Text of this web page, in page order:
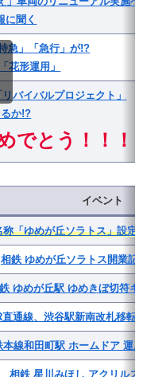
聞く
急」「急行」が!?
花形運用」
バイバルプロジェクト」
か!?
でとう！！！
イベント
「ゆめが丘ソラトス」設定
相鉄 ゆめが丘ソラトス開業記
ゆめが丘駅 ゆめきぼ切符
通線、渋谷駅新南改札移転
本線和田町駅 ホームドア 運
相鉄 星川みほし アクリルス